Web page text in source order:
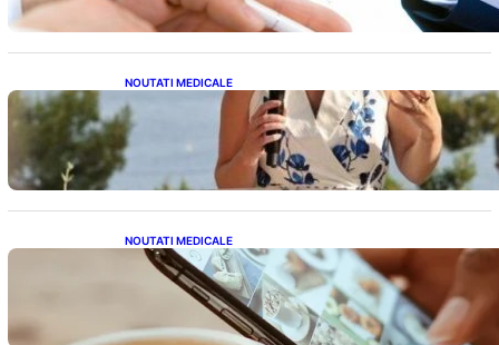
NOUTATI MEDICALE
Nașterea prințesei Eugenie la Lisabona: O
alegere plină de semnificație pentru familia
regală britanică
NOUTATI MEDICALE
Revoluția Bateriilor pentru Telefoane:
Avantaje, Provocări și Viitorul Tehnologiei
Energetice